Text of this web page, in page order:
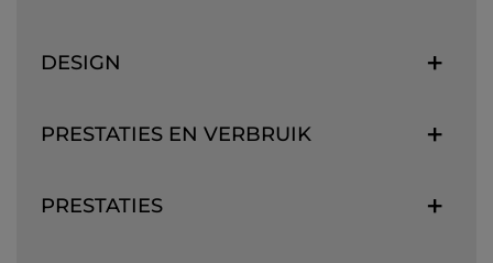
DESIGN
PRESTATIES EN VERBRUIK
PRESTATIES